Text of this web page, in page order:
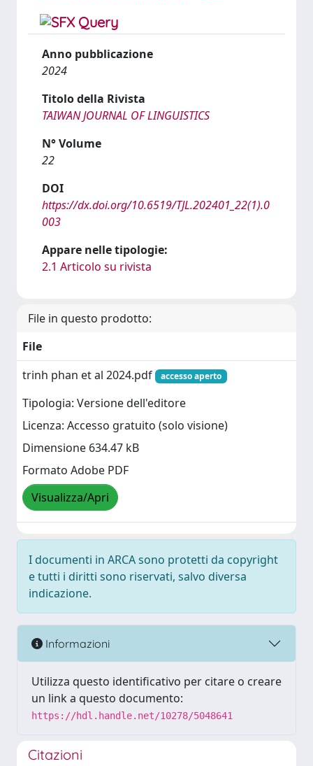
Anno pubblicazione
2024
Titolo della Rivista
TAIWAN JOURNAL OF LINGUISTICS
N° Volume
22
DOI
https://dx.doi.org/10.6519/TJL.202401_22(1).0
003
Appare nelle tipologie:
2.1 Articolo su rivista
File in questo prodotto:
File
trinh phan et al 2024.pdf
accesso aperto
Tipologia: Versione dell'editore
Licenza: Accesso gratuito (solo visione)
Dimensione 634.47 kB
Formato Adobe PDF
Visualizza/Apri
I documenti in ARCA sono protetti da copyright
e tutti i diritti sono riservati, salvo diversa
indicazione.
Informazioni
Utilizza questo identificativo per citare o creare
un link a questo documento:
https://hdl.handle.net/10278/5048641
Citazioni